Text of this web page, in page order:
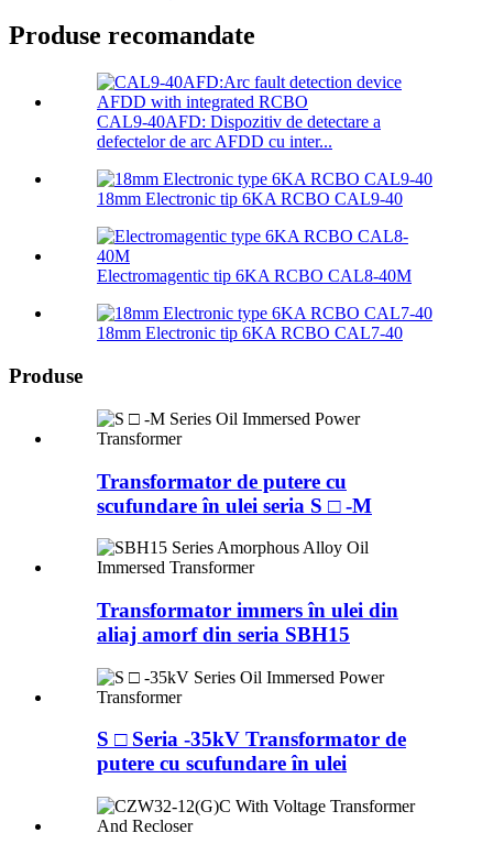
Produse recomandate
CAL9-40AFD: Dispozitiv de detectare a
defectelor de arc AFDD cu inter...
18mm Electronic tip 6KA RCBO CAL9-40
Electromagentic tip 6KA RCBO CAL8-40M
18mm Electronic tip 6KA RCBO CAL7-40
Produse
Transformator de putere cu
scufundare în ulei seria S □ -M
Transformator immers în ulei din
aliaj amorf din seria SBH15
S □ Seria -35kV Transformator de
putere cu scufundare în ulei